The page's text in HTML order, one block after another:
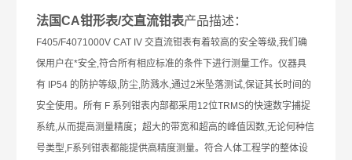
法国CA钳形表/交直流钳表产品描述：
F405/F4071000V CAT IV 交直流钳表有着较高的安全等级,我们确
保用户在*安全,符合所有相应标准的条件下进行测量工作。仪器具
有 IP54 的防护等级,防尘,防溅水,通过2米坠落测试,保证其长时间的
安全使用。所有 F 系列钳表内部都采用12位TRMS的快速数字捕捉
系统,从而提高测量精度；超大的带宽和超高的峰值因数,无论何种信
号类型,F系列钳表都能提供高精度测量。符合人体工程学的整体设